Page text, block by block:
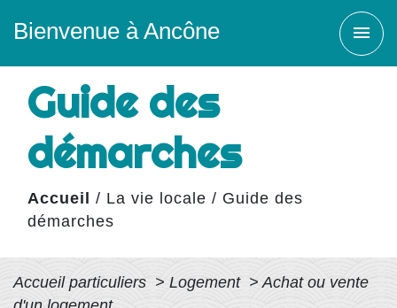
Bienvenue à Ancône menu
Guide des
démarches
Accueil / La vie locale / Guide des
démarches
Accueil particuliers > Logement > Achat ou vente